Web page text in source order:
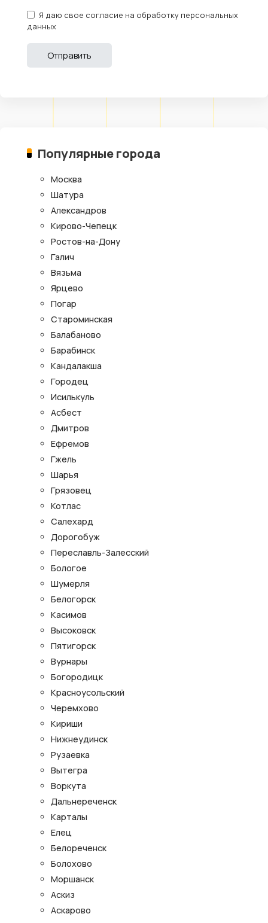
Я даю свое согласие на обработку персональных
данных
Популярные города
Москва
Шатура
Александров
Кирово-Чепецк
Ростов-на-Дону
Галич
Вязьма
Ярцево
Погар
Староминская
Балабаново
Барабинск
Кандалакша
Городец
Исилькуль
Асбест
Дмитров
Ефремов
Гжель
Шарья
Грязовец
Котлас
Салехард
Дорогобуж
Переславль-Залесский
Бологое
Шумерля
Белогорск
Касимов
Высоковск
Пятигорск
Вурнары
Богородицк
Красноусольский
Черемхово
Кириши
Нижнеудинск
Рузаевка
Вытегра
Воркута
Дальнереченск
Карталы
Елец
Белореченск
Болохово
Моршанск
Аскиз
Аскарово